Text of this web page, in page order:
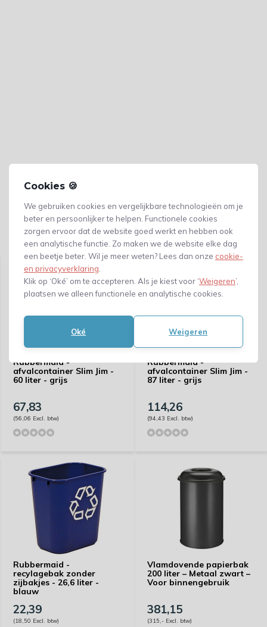
Cookies 🍪
We gebruiken cookies en vergelijkbare technologieën om je
beter en persoonlijker te helpen. Functionele cookies
zorgen ervoor dat de website goed werkt en hebben ook
een analytische functie. Zo maken we de website elke dag
een beetje beter. Wil je meer weten? Lees dan onze cookie-
en privacyverklaring
Klik op ‘Oké’ om te accepteren. Als je kiest voor ‘Weigeren’,
plaatsen we alleen functionele en analytische cookies.
Oké Weigeren
Gerelateerde producten
Rubbermaid -
afvalcontainer Slim Jim -
60 liter - grijs
67,83
(56,06 Excl. btw)
Rubbermaid -
afvalcontainer Slim Jim -
87 liter - grijs
114,26
(94,43 Excl. btw)
Rubbermaid -
recylagebak zonder
zijbakjes - 26,6 liter -
blauw
22,39
(18,50 Excl. btw)
Vlamdovende papierbak
200 liter – Metaal zwart –
Voor binnengebruik
381,15
(315,- Excl. btw)